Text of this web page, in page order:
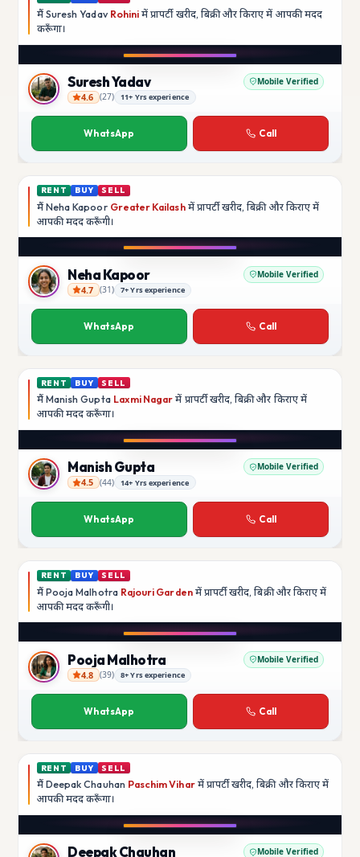
मैं Suresh Yadav Rohini में प्रापर्टी खरीद, बिक्री और किराए में आपकी मदद
करूँगा।
Suresh Yadav
Suresh Yadav Mobile Verified
4.6 (27) 11+ Yrs experience
WhatsApp Call
RENT BUY SELL
मैं Neha Kapoor Greater Kailashमें प्रापर्टी खरीद, बिक्री और किराए में
आपकी मददकरूँगी।
Neha Kapoor
Neha Kapoor Mobile Verified
4.7 (31) 7+ Yrs experience
WhatsApp Call
RENT BUY SELL
मैं Manish Gupta Laxmi Nagar में प्रापर्टी खरीद, बिक्री और किराए में
आपकी मददकरूँगा।
Manish Gupta
Manish Gupta Mobile Verified
4.5 (44) 14+ Yrs experience
WhatsApp Call
RENT BUY SELL
मैं Pooja Malhotra Rajouri Gardenमें प्रापर्टी खरीद, बिक्री और किराए में
आपकी मददकरूँगी।
Pooja Malhotra
Pooja Malhotra Mobile Verified
4.8 (39) 8+ Yrs experience
WhatsApp Call
RENT BUY SELL
मैं Deepak Chauhan Paschim Viharमें प्रापर्टी खरीद, बिक्री और किराए में
आपकी मददकरूँगा।
Deepak Chauhan Mobile Verified